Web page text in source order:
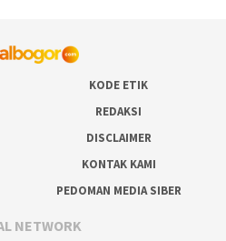
KODE ETIK
REDAKSI
DISCLAIMER
KONTAK KAMI
PEDOMAN MEDIA SIBER
NETWORK